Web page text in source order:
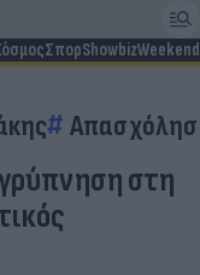
ΣπορShowbizWeekend
στη